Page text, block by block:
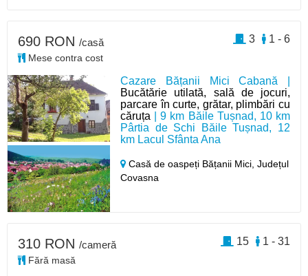
Cazare Bățanii Mici Cabană |
Bucătărie utilată, sală de jocuri,
parcare în curte, grătar, plimbări cu
căruța | 9 km Băile Tușnad, 10 km
Pârtia de Schi Băile Tușnad, 12
km Lacul Sfânta Ana
Casă de oaspeți Bățanii Mici,Județul
Covasna
690 RON /casă
Mese contra cost
1 - 6
3
310 RON /cameră
Fără masă
1 - 31
15